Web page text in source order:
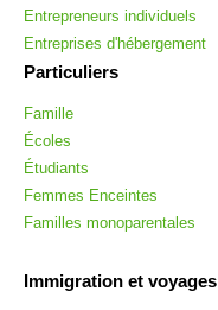
Entrepreneurs individuels
Entreprises d'hébergement
Particuliers
Famille
Écoles
Étudiants
Femmes Enceintes
Familles monoparentales
Immigration et voyages